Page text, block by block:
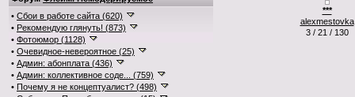
• Сбои в работе сайта (620)
• Рекомендую глянуть! (873)
• Фотоюмор (1128)
• Очевидное-невероятное (25)
• Админ: абонплата (436)
• Админ: коллективное соде... (759)
• Почему я не концептуалист? (498)
***
alexmestovka
3 / 21 / 130